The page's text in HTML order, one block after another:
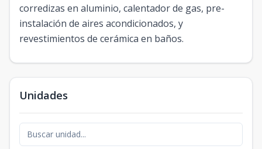
corredizas en aluminio, calentador de gas, pre-
instalación de aires acondicionados, y
revestimientos de cerámica en baños.
Unidades